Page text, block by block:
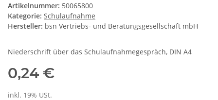
Artikelnummer: 50065800
Kategorie: Schulaufnahme
Hersteller: bsn Vertriebs- und Beratungsgesellschaft mbH
Niederschrift über das Schulaufnahmegespräch, DIN A4
0,24 €
inkl. 19% USt.